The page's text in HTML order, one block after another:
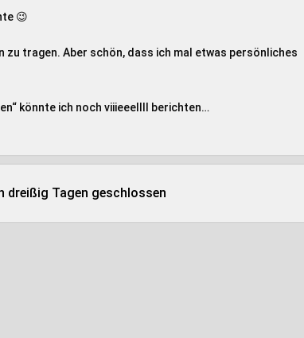
😉
zu tragen. Aber schön, dass ich mal etwas persönliches
könnte ich noch viiieeellll berichten…
dreißig Tagen geschlossen